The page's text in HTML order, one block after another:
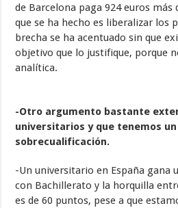
de Barcelona paga 924 euros
que se ha hecho es liberalizar los
brecha se ha acentuado sin que
objetivo que lo justifique, porque
analítica.
-Otro argumento bastante
universitarios y que tenemos
sobrecualificación.
-Un universitario en España gana
con Bachillerato y la horquilla
es de 60 puntos, pese a que